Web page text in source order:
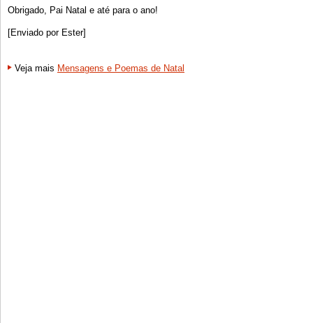
Obrigado, Pai Natal e até para o ano!
[Enviado por Ester]
Veja mais Mensagens e Poemas de Natal